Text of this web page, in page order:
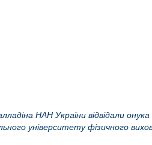
НАН України відвідали
університету фізичного